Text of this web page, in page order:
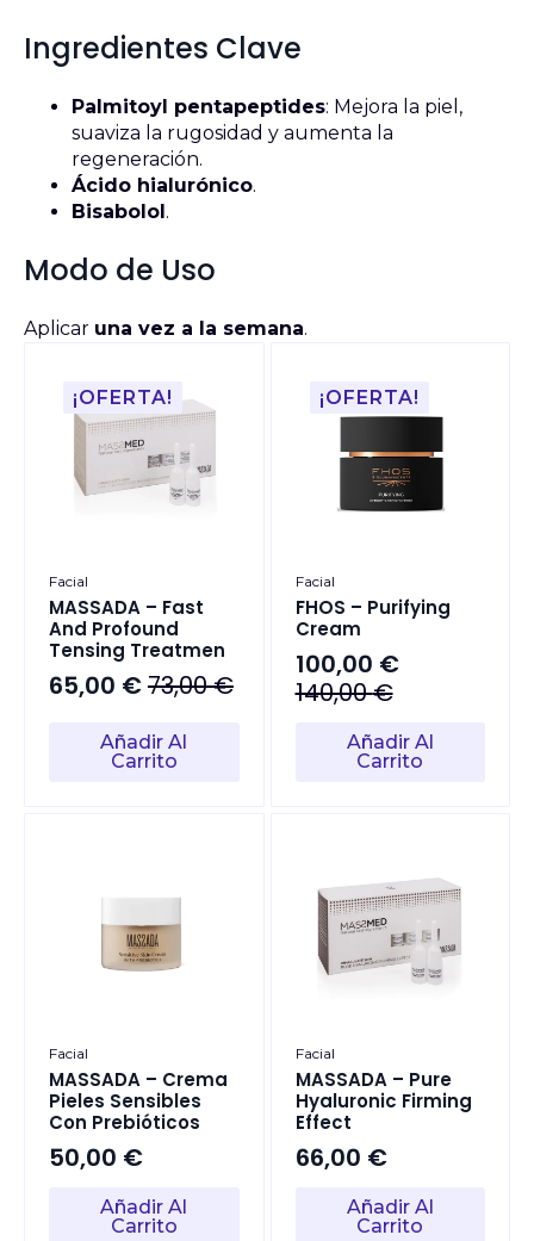
Ingredientes Clave
Palmitoyl pentapeptides: Mejora la piel,
suaviza la rugosidad y aumenta la
regeneración.
Ácido hialurónico.
Bisabolol.
Modo de Uso
Aplicar una vez a la semana.
¡OFERTA!
Facial
MASSADA – Fast
And Profound
Tensing Treatmen
73,00€
El
precio
original
65,00 €
El
precio
actualAñadir Al
Carrito
¡OFERTA!
Facial
FHOS – Purifying
Cream
140,00€
El
original
100,00 €
El
actualAñadir Al
Carrito
Facial
MASSADA – Crema
Pieles Sensibles
Con Prebióticos
50,00 €
Añadir Al
Carrito
Facial
MASSADA – Pure
Hyaluronic Firming
Effect
66,00 €
Añadir Al
Carrito